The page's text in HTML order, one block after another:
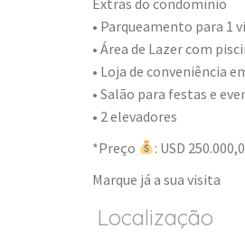
• ⁠Parqueamento para 1
• ⁠Área de Lazer com
• ⁠Loja de conveniência
• ⁠Salão para festas e
• ⁠2 elevadores
*Preço
: USD
Marque já a sua visita
Localização